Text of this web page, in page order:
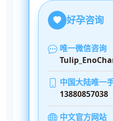
好孕咨询
唯一微信咨询
中国大陆唯一
13880857038
中文官方网站